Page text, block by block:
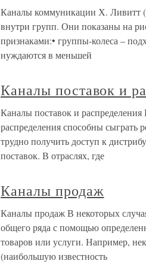
Каналы коммуникации Х. Ливитт
внутри групп. Они показаны на
признаками:• группы-колеса –
нуждаются в меньшей
Каналы поставок и
Каналы поставок и
распределения способны
трудно получить доступ к
поставок. В отраслях, где
Каналы продаж
Каналы продаж В некоторых
общего ряда с помощью
товаров или услуги. Например,
(наибольшую известность